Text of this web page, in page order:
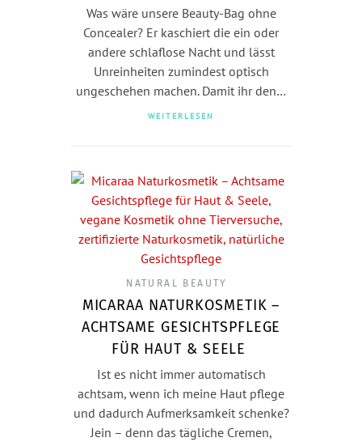
Was wäre unsere Beauty-Bag ohne
Concealer? Er kaschiert die ein oder
andere schlaflose Nacht und lässt
Unreinheiten zumindest optisch
ungeschehen machen. Damit ihr den…
WEITERLESEN
NATURAL BEAUTY
MICARAA NATURKOSMETIK –
ACHTSAME GESICHTSPFLEGE
FÜR HAUT & SEELE
Ist es nicht immer automatisch
achtsam, wenn ich meine Haut pflege
und dadurch Aufmerksamkeit schenke?
Jein – denn das tägliche Cremen,